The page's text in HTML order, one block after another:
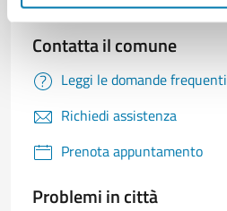
Contatta il comune
Leggi le domande frequenti
Richiedi assistenza
Prenota appuntamento
Problemi in città